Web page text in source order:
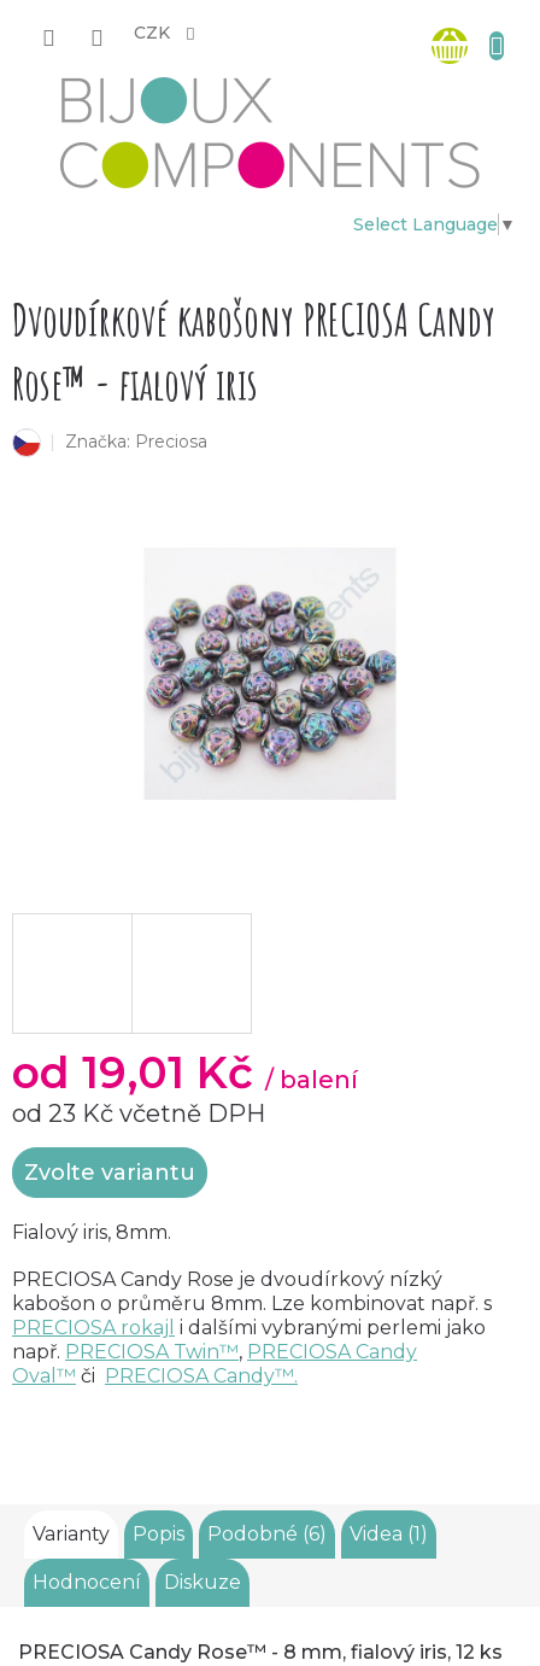
CZK
Select Language ▼
košík
Dvoudírkové kabošony PRECIOSA Candy
Rose™ - fialový iris
Značka: Preciosa
od 19,01 Kč / balení
od 23 Kč včetně DPH
Měrná
cena:
Zvolte variantu
Fialový iris, 8mm.
PRECIOSA Candy Rose je dvoudírkový nízký
kabošon o průměru 8mm. Lze kombinovat např. s
PRECIOSA rokajl i dalšími vybranými perlemi jako
např. PRECIOSA Twin™, PRECIOSA Candy
Oval™ či PRECIOSA Candy™.
Varianty Popis Podobné (6) Videa (1)
Hodnocení Diskuze
PRECIOSA Candy Rose™ - 8 mm, fialový iris, 12 ks